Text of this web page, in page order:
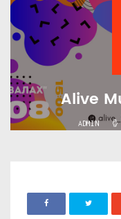
Alive
ADMIN